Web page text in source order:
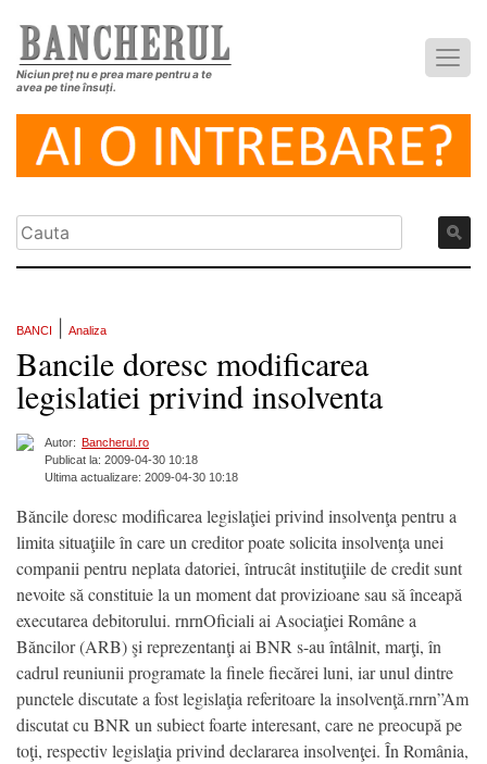
Niciun preț nu e prea mare pentru a te
avea pe tine însuți.
BANCI Analiza
Bancile doresc modificarea
legislatiei privind insolventa
Autor: Bancherul.ro
Publicat la: 2009-04-30 10:18
Ultima actualizare: 2009-04-30 10:18
Băncile doresc modificarea legislaţiei privind insolvenţa pentru a
limita situaţiile în care un creditor poate solicita insolvenţa unei
companii pentru neplata datoriei, întrucât instituţiile de credit sunt
nevoite să constituie la un moment dat provizioane sau să înceapă
executarea debitorului. rnrnOficiali ai Asociaţiei Române a
Băncilor (ARB) şi reprezentanţi ai BNR s-au întâlnit, marţi, în
cadrul reuniunii programate la finele fiecărei luni, iar unul dintre
punctele discutate a fost legislaţia referitoare la insolvenţă.rnrn”Am
discutat cu BNR un subiect foarte interesant, care ne preocupă pe
toţi, respectiv legislaţia privind declararea insolvenţei. În România,